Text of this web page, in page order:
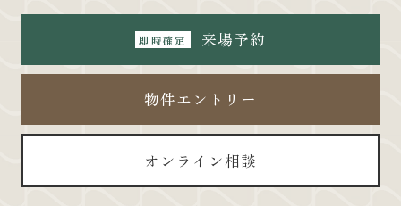
来場予約
物件エントリー
オンライン相談